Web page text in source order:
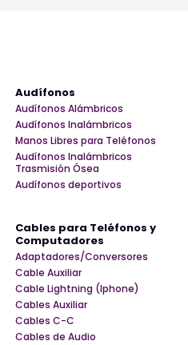
Audífonos
Audífonos Alámbricos
Audífonos Inalámbricos
Manos Libres para Teléfonos
Audífonos Inalámbricos
Trasmisión Ósea
Audífonos deportivos
Cables para Teléfonos y
Computadores
Adaptadores/Conversores
Cable Auxiliar
Cable Lightning (Iphone)
Cables Auxiliar
Cables C-C
Cables de Audio